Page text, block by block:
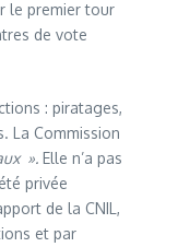
le premier tour
de vote
: piratages,
La Commission
». Elle n’a pas
privée
de la CNIL,
et par